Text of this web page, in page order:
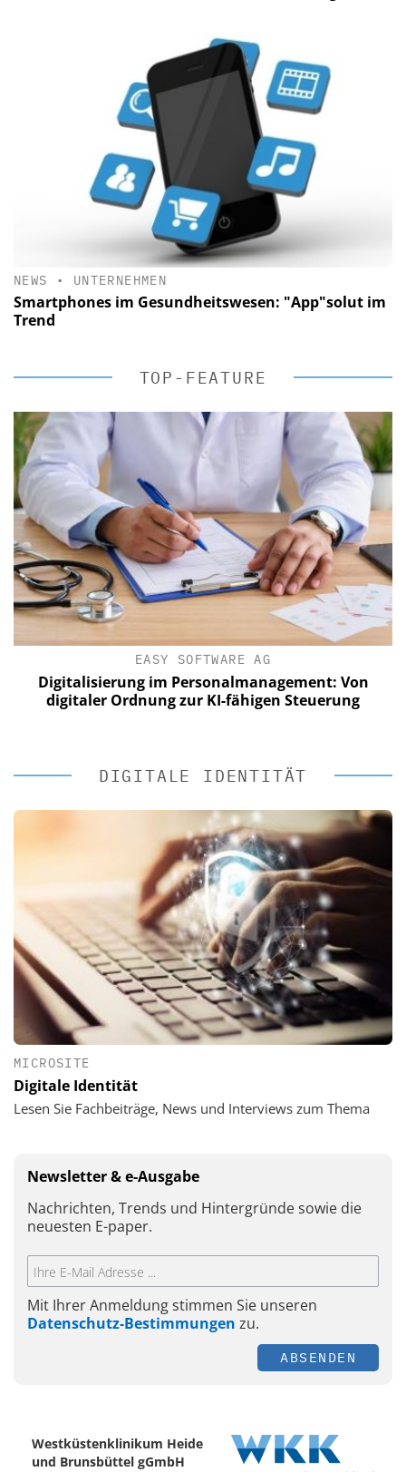
NEWS • UNTERNEHMEN
Smartphones im Gesundheitswesen: "App"solut im
Trend
TOP-FEATURE
EASY SOFTWARE AG
Digitalisierung im Personalmanagement: Von
digitaler Ordnung zur KI-fähigen Steuerung
DIGITALE IDENTITÄT
MICROSITE
Digitale Identität
Lesen Sie Fachbeiträge, News und Interviews zum Thema
Newsletter & e-Ausgabe
Nachrichten, Trends und Hintergründe sowie die
neuesten E-paper.
Mit Ihrer Anmeldung stimmen Sie unseren
Datenschutz-Bestimmungen zu.
ABSENDEN
Westküstenklinikum Heide
und Brunsbüttel gGmbH